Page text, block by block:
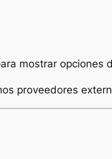
mostrar
proveedores